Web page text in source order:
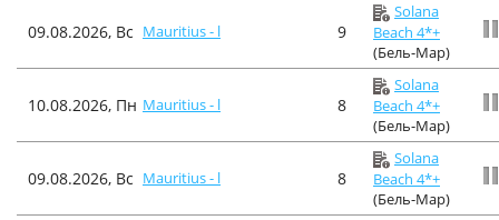
09.08.2026, Вс Mauritius - l 9
Solana
Beach 4*+
(Бель-Мар)
10.08.2026, Пн Mauritius - l 8
Solana
Beach 4*+
(Бель-Мар)
09.08.2026, Вс Mauritius - l 8
Solana
Beach 4*+
(Бель-Мар)